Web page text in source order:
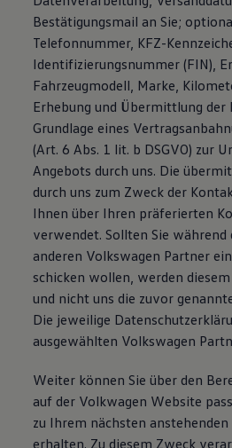
Bestätigungsmail an Sie;
Telefonnummer, KFZ-
Identifizierungsnummer (FIN),
Fahrzeugmodell, Marke,
Erhebung und Übermittlung
Grundlage eines
(Art. 6 Abs. 1 lit. b DSGVO) zur
Angebots durch uns. Die
durch uns zum Zweck der
Ihnen über Ihren präferierten
verwendet. Sollten Sie während
anderen Volkswagen Partner
schicken wollen, werden
und nicht uns die zuvor
Die jeweilige
ausgewählten Volkswagen
Weiter können Sie über den
auf der Volkwagen Website
zu Ihrem nächsten
erhalten. Zu diesem Zweck